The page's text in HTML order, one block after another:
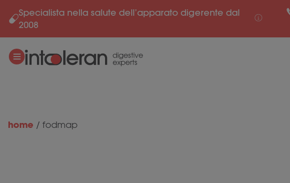
Salta al contenuto
Specialista nella salute dell’apparato digerente dal
2008
home / fodmap